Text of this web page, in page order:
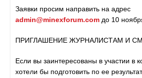
Заявки просим направить на адрес
admin@minexforum.com до 10
ПРИГЛАШЕНИЕ ЖУРНАЛИСТАМ И
Если вы заинтересованы в участии в
хотели бы подготовить по ее